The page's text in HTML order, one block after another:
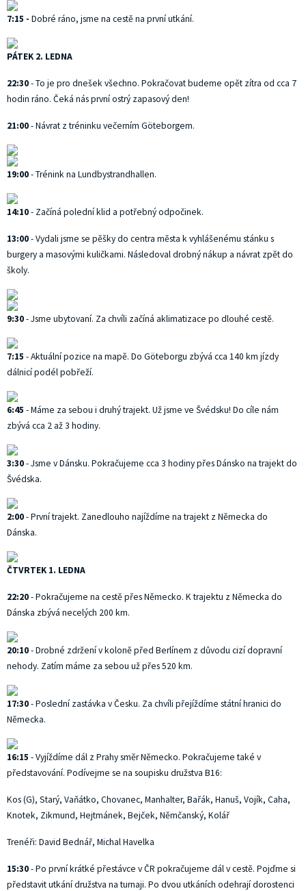
7:15 - Dobré ráno, jsme na cestě na první utkání.
PÁTEK 2. LEDNA
22:30- To je pro dnešek všechno. Pokračovat budeme opět zítra od cca 7
hodin ráno. Čeká nás první ostrý zapasový den!
21:00- Návrat z tréninku večerním Göteborgem.
19:00- Trénink na Lundbystrandhallen.
14:10- Začíná polední klid a potřebný odpočinek.
13:00- Vydali jsme se pěšky do centra města k vyhlášenému stánku s
burgery a masovými kuličkami. Následoval drobný nákup a návrat zpět do
školy.
9:30- Jsme ubytovaní. Za chvíli začíná aklimatizace po dlouhé cestě.
7:15 - Aktuální pozice na mapě. Do Göteborgu zbývá cca 140 km jízdy
dálnicí podél pobřeží.
6:45 - Máme za sebou i druhý trajekt. Už jsme ve Švédsku! Do cíle nám
zbývá cca 2 až 3 hodiny.
3:30- Jsme v Dánsku. Pokračujeme cca 3 hodiny přes Dánsko na trajekt do
Švédska.
2:00- První trajekt. Zanedlouho najíždíme na trajekt z Německa do
Dánska.
ČTVRTEK 1. LEDNA
22:20- Pokračujeme na cestě přes Německo. K trajektu z Německa do
Dánska zbývá necelých 200 km.
20:10- Drobné zdržení v koloně před Berlínem z důvodu cizí dopravní
nehody. Zatím máme za sebou už přes 520 km.
17:30- Poslední zastávka v Česku. Za chvíli přejíždíme státní hranici do
Německa.
16:15 - Vyjíždíme dál z Prahy směr Německo. Pokračujeme také v
představování. Podívejme se na soupisku družstva B16:
Kos (G), Starý, Vaňátko, Chovanec, Manhalter, Bařák, Hanuš, Vojík, Caha,
Knotek, Zikmund, Hejtmánek, Bejček, Němčanský, Kolář
Trenéři: David Bednář, Michal Havelka
15:30- Po první krátké přestávce v ČR pokračujeme dál v cestě. Pojďme si
představit utkání družstva na turnaji. Po dvou utkáních odehrají dorostenci